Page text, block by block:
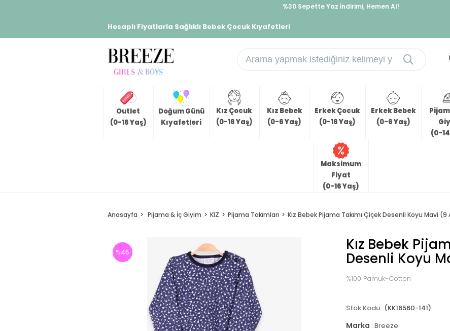
%30 Sepette Yaz İndirimi, Hemen Al!
Hesaplı Fiyatlarla Sağlıklı Bebek Çocuk Kıyafetleri
Outlet
(0-16 Yaş)
Doğum Günü
Kıyafetleri
Kız Çocuk
(0-16 Yaş)
Kız Bebek
(0-6 Yaş)
Erkek Çocuk
(0-16 Yaş)
Erkek Bebek
(0-6 Yaş)
(0-
Maksimum
Fiyat
(0-16 Yaş)
Anasayfa Pijama & İç Giyim KIZ Pijama Takımları Kız Bebek Pijama Takımı Çiçek Desenli Koyu Mavi (9
%45 Kız Bebek
Desenli Koyu
%100 Pamuk-Cotton
(KK16560-141)
Marka : Breeze